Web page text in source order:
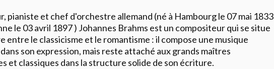
pianiste et chef d'orchestre allemand (né à Hambourg le 07 mai 1833
le 03 avril 1897 ) Johannes Brahms est un compositeur qui se situe
entre le classicisme et le romantisme : il compose une musique
son expression, mais reste attaché aux grands maîtres
et classiques dans la structure solide de son écriture.